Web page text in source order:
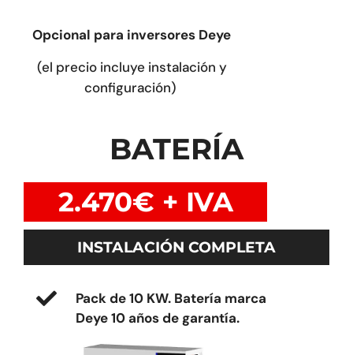
Opcional para inversores Deye
(el precio incluye instalación y
configuración)
BATERÍA
2.470€ + IVA
INSTALACIÓN COMPLETA
Pack de 10 KW. Batería marca
Deye 10 años de garantía.